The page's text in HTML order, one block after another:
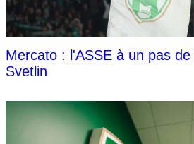
Mercato : l'ASSE à un pas
Svetlin